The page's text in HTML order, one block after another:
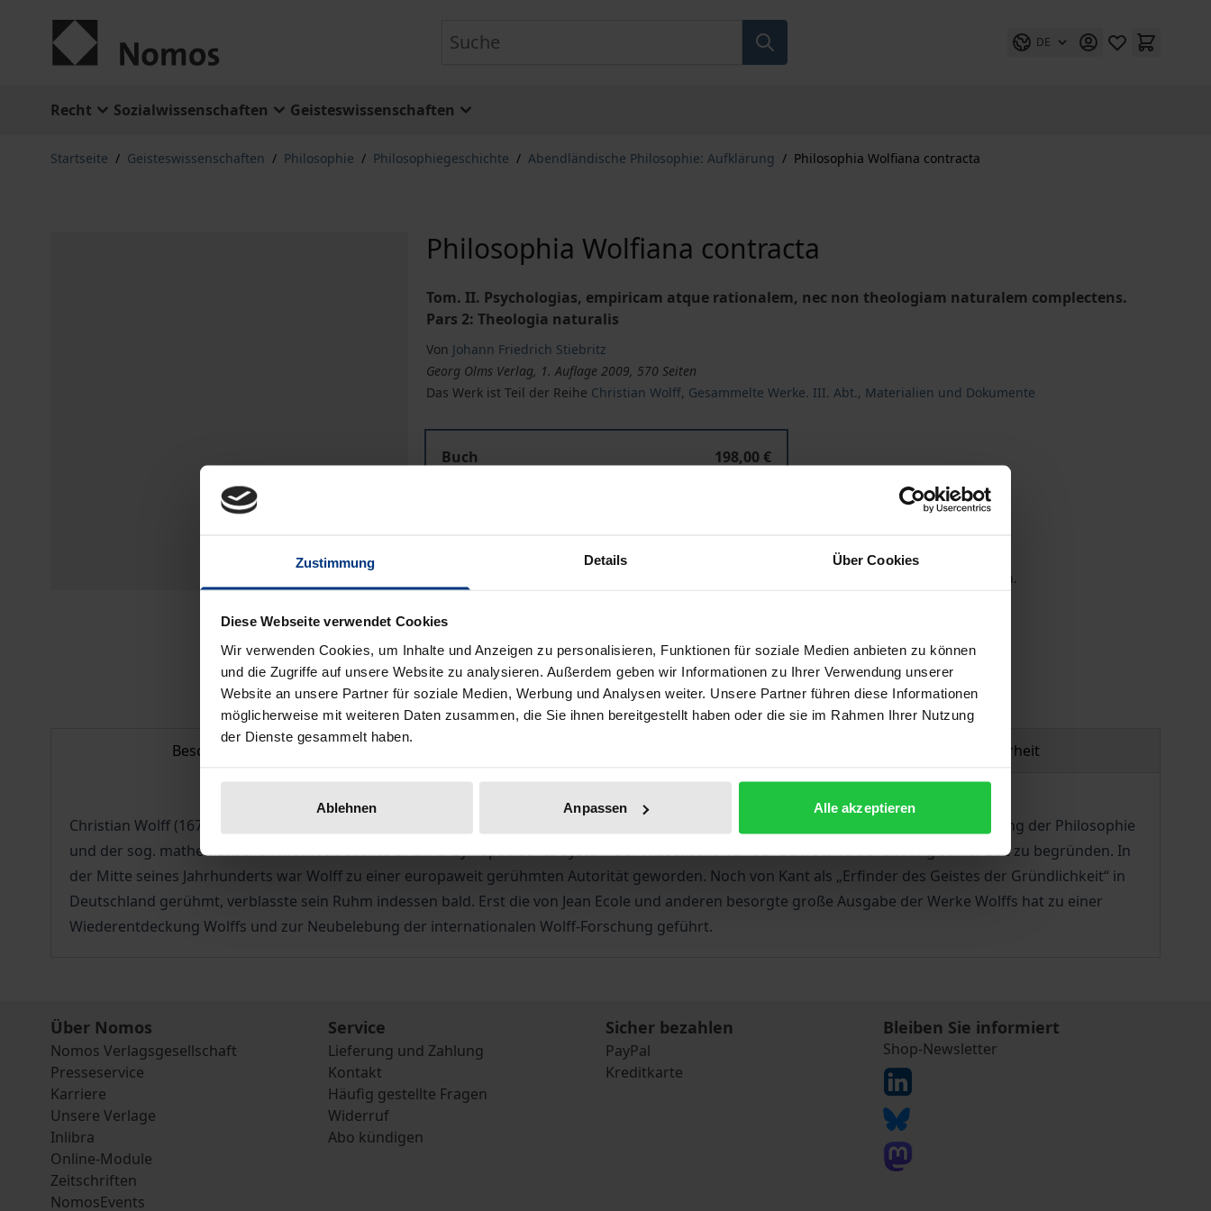
Zustimmung Details Über Cookies
Diese Webseite verwendet Cookies
Wir verwenden Cookies, um Inhalte und Anzeigen zu personalisieren, Funktionen für soziale Medien anbieten zu können
und die Zugriffe auf unsere Website zu analysieren. Außerdem geben wir Informationen zu Ihrer Verwendung unserer
Website an unsere Partner für soziale Medien, Werbung und Analysen weiter. Unsere Partner führen diese Informationen
möglicherweise mit weiteren Daten zusammen, die Sie ihnen bereitgestellt haben oder die sie im Rahmen Ihrer Nutzung
der Dienste gesammelt haben.
Ablehnen Anpassen Alle akzeptieren
DE
Recht Sozialwissenschaften Geisteswissenschaften
Startseite / Geisteswissenschaften / Philosophie / Philosophiegeschichte / Abendländische Philosophie: Aufklärung / Philosophia Wolfiana contracta
Philosophia Wolfiana contracta
Tom. II. Psychologias, empiricam atque rationalem, nec non theologiam naturalem complectens.
Pars 2: Theologia naturalis
Von Johann Friedrich Stiebritz
Georg Olms Verlag, 1. Auflage 2009, 570 Seiten
Das Werk ist Teil der Reihe Christian Wolff, Gesammelte Werke. III. Abt., Materialien und Dokumente
Buch
198,00 €
Preisangaben inkl. MwSt. Abhängig von der Lieferadresse kann die MwSt. an der Kasse variieren.
Hinweise zu Versandkosten
Beschreibung Produktsicherheit
Christian Wolff (1679 – 1754) gilt als der bedeutendste und wirkungsmächtigste Philosoph der Früh- und Hochaufklärung. Unter der Leitung der Philosophie
und der sog. mathematischen Methode suchte er ein enzyklopädisches System der Wissenschaften auf dem Stand der Bildung seiner Zeit zu begründen. In
der Mitte seines Jahrhunderts war Wolff zu einer europaweit gerühmten Autorität geworden. Noch von Kant als „Erfinder des Geistes der Gründlichkeit“ in
Deutschland gerühmt, verblasste sein Ruhm indessen bald. Erst die von Jean Ecole und anderen besorgte große Ausgabe der Werke Wolffs hat zu einer
Wiederentdeckung Wolffs und zur Neubelebung der internationalen Wolff-Forschung geführt.
Über Nomos
Nomos Verlagsgesellschaft
Presseservice
Karriere
Unsere Verlage
Inlibra
Online-Module
Zeitschriften
NomosEvents
Service
Lieferung und Zahlung
Kontakt
Häufig gestellte Fragen
Widerruf
Abo kündigen
Sicher bezahlen
PayPal
Kreditkarte
Bleiben Sie informiert
Shop-Newsletter